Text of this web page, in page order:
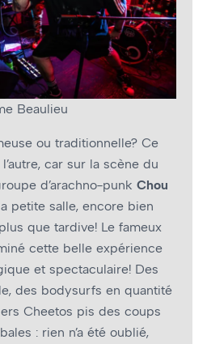
Beaulieu
ou traditionnelle? Ce
car sur la scène du
d’arachno-punk Chou
petite salle, encore bien
que tardive! Le fameux
cette belle expérience
et spectaculaire! Des
des bodysurfs en quantité
Cheetos pis des coups
: rien n’a été oublié,